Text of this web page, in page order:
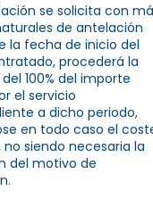
se solicita con
de antelación
la fecha de inicio del
procederá la
100% del importe
el servicio
a dicho periodo,
en todo caso el
siendo necesaria la
del motivo de